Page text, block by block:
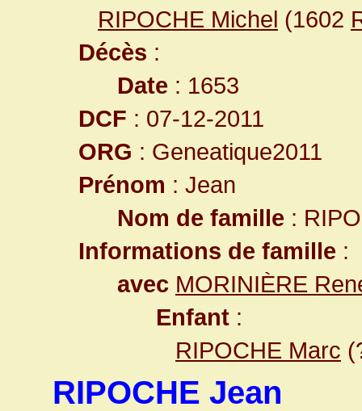
RIPOCHE Michel (1602
Décès :
Date : 1653
DCF : 07-12-2011
ORG : Geneatique2011
Prénom : Jean
Nom de famille :
Informations de famille :
avec MORINIÈRE
Enfant :
RIPOCHE Marc
RIPOCHE Jean